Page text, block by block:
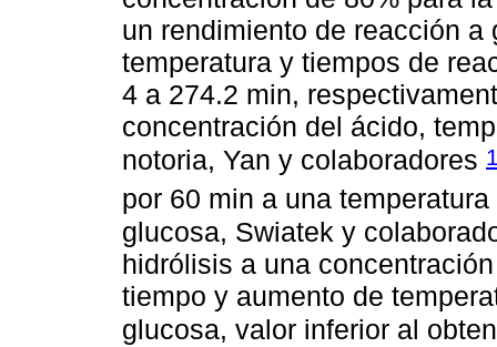
un rendimiento de reacción
temperatura y tiempos de
4 a 274.2 min,
concentración del ácido,
notoria, Yan y colaboradores
por 60 min a una
glucosa, Swiatek y
hidrólisis a una
tiempo y aumento de
glucosa, valor inferior al